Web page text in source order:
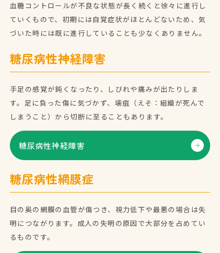
血糖コントロールが不良な状態が長く続くと徐々に進行し
ていくもので、初期には自覚症状がほとんどないため、気
づいた時には既に進行していることも少なくありません。
糖尿病性神経障害
手足の感覚が鈍くなったり、しびれや痛みが出たりしま
す。足に負った傷に気づかず、壊疽（えそ：組織が死んで
しまうこと）から切断に至ることもあります。
糖尿病性神経障害
糖尿病性網膜症
目の奥の網膜の血管が傷つき、視力低下や最悪の場合は失
明につながります。成人の失明の原因で大部分を占めてい
るものです。